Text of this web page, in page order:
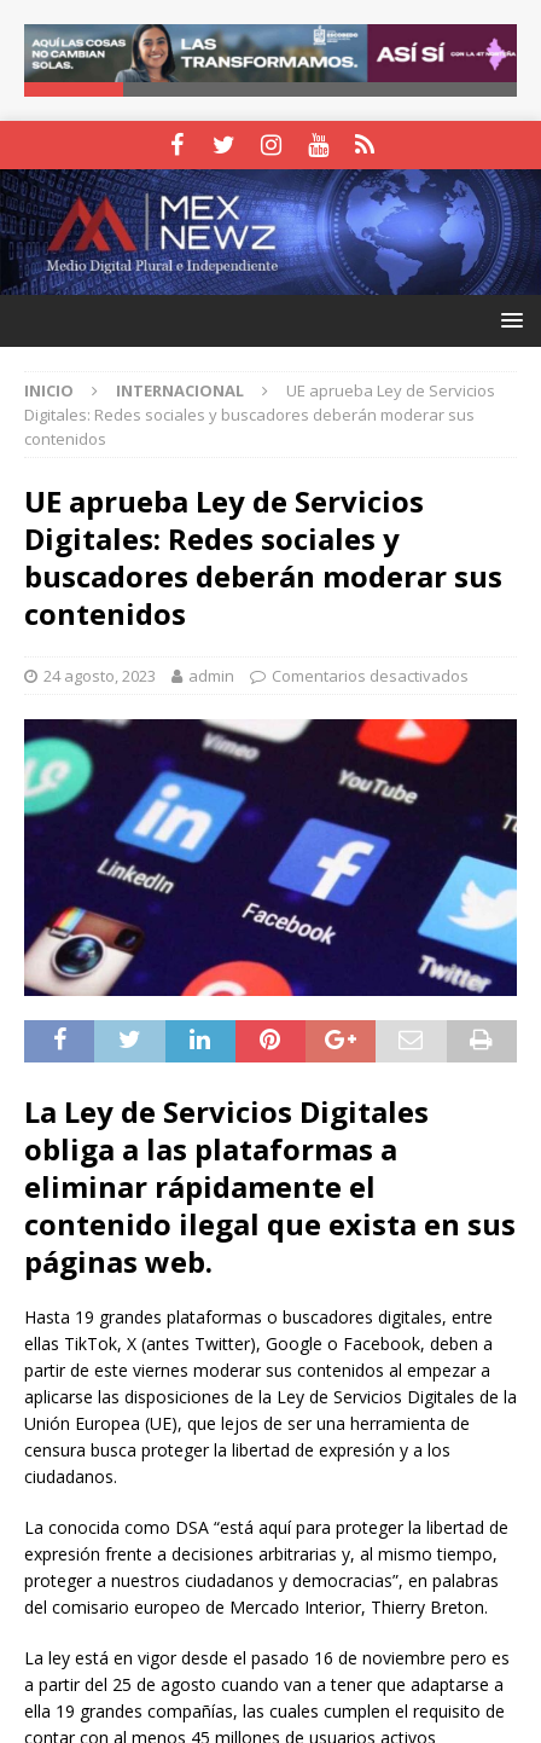
INICIO INTERNACIONAL
UE aprueba Ley de Servicios
Digitales: Redes sociales y buscadores deberán moderar sus
contenidos
UE aprueba Ley de Servicios
Digitales: Redes sociales y
buscadores deberán moderar sus
contenidos
24 agosto, 2023 admin Comentarios desactivados
La Ley de Servicios Digitales
obliga a las plataformas a
eliminar rápidamente el
contenido ilegal que exista en sus
páginas web.
Hasta 19 grandes plataformas o buscadores digitales, entre
ellas TikTok, X (antes Twitter), Google o Facebook, deben a
partir de este viernes moderar sus contenidos al empezar a
aplicarse las disposiciones de la Ley de Servicios Digitales de la
Unión Europea (UE), que lejos de ser una herramienta de
censura busca proteger la libertad de expresión y a los
ciudadanos.
La conocida como DSA “está aquí para proteger la libertad de
expresión frente a decisiones arbitrarias y, al mismo tiempo,
proteger a nuestros ciudadanos y democracias”, en palabras
del comisario europeo de Mercado Interior, Thierry Breton.
La ley está en vigor desde el pasado 16 de noviembre pero es
a partir del 25 de agosto cuando van a tener que adaptarse a
ella 19 grandes compañías, las cuales cumplen el requisito de
contar con al menos 45 millones de usuarios activos